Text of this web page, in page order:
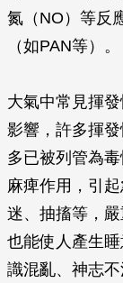
氮（NO）等反
（如PAN等）。
大氣中常見揮
影響，許多揮
多已被列管為
麻痺作用，引
迷、抽搐等，
也能使人產生
識混亂、神志